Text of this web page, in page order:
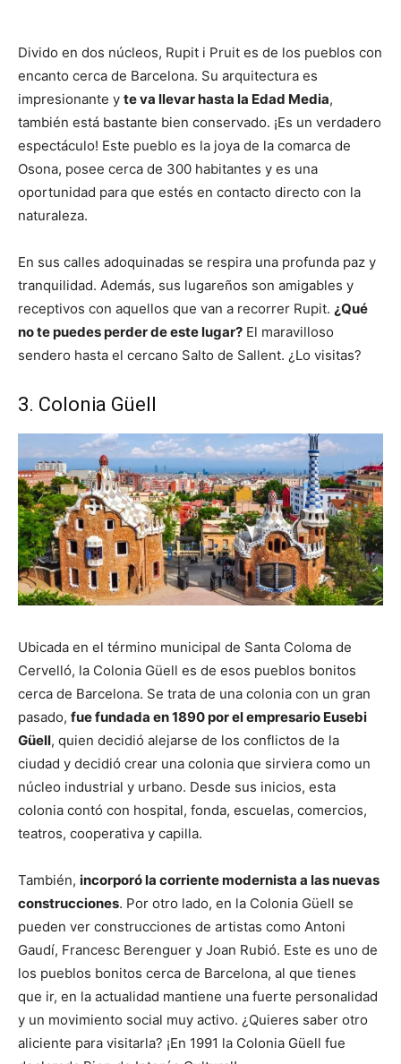
Divido en dos núcleos, Rupit i Pruit es de los pueblos con
encanto cerca de Barcelona. Su arquitectura es
impresionante y te va llevar hasta la Edad Media,
también está bastante bien conservado. ¡Es un verdadero
espectáculo! Este pueblo es la joya de la comarca de
Osona, posee cerca de 300 habitantes y es una
oportunidad para que estés en contacto directo con la
naturaleza.
En sus calles adoquinadas se respira una profunda paz y
tranquilidad. Además, sus lugareños son amigables y
receptivos con aquellos que van a recorrer Rupit. ¿Qué
no te puedes perder de este lugar? El maravilloso
sendero hasta el cercano Salto de Sallent. ¿Lo visitas?
3. Colonia Güell
Ubicada en el término municipal de Santa Coloma de
Cervelló, la Colonia Güell es de esos pueblos bonitos
cerca de Barcelona. Se trata de una colonia con un gran
pasado, fue fundada en 1890 por el empresario Eusebi
Güell, quien decidió alejarse de los conflictos de la
ciudad y decidió crear una colonia que sirviera como un
núcleo industrial y urbano. Desde sus inicios, esta
colonia contó con hospital, fonda, escuelas, comercios,
teatros, cooperativa y capilla.
También, incorporó la corriente modernista a las nuevas
construcciones. Por otro lado, en la Colonia Güell se
pueden ver construcciones de artistas como Antoni
Gaudí, Francesc Berenguer y Joan Rubió. Este es uno de
los pueblos bonitos cerca de Barcelona, al que tienes
que ir, en la actualidad mantiene una fuerte personalidad
y un movimiento social muy activo. ¿Quieres saber otro
aliciente para visitarla? ¡En 1991 la Colonia Güell fue